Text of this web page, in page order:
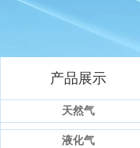
产品展示
天然气
液化气